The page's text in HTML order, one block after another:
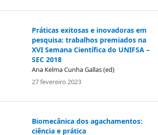
Práticas exitosas e inovadoras em
pesquisa: trabalhos premiados na
XVI Semana Científica do UNIFSA –
SEC 2018
Ana Kelma Cunha Gallas (ed)
27 fevereiro 2023
Biomecânica dos agachamentos:
ciência e prática